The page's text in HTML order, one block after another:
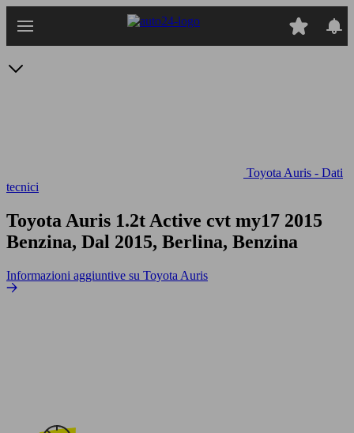
Toyota Auris - Dati
tecnici
Toyota Auris 1.2t Active cvt my17 2015
Benzina, Dal 2015, Berlina, Benzina
Informazioni aggiuntive su Toyota Auris